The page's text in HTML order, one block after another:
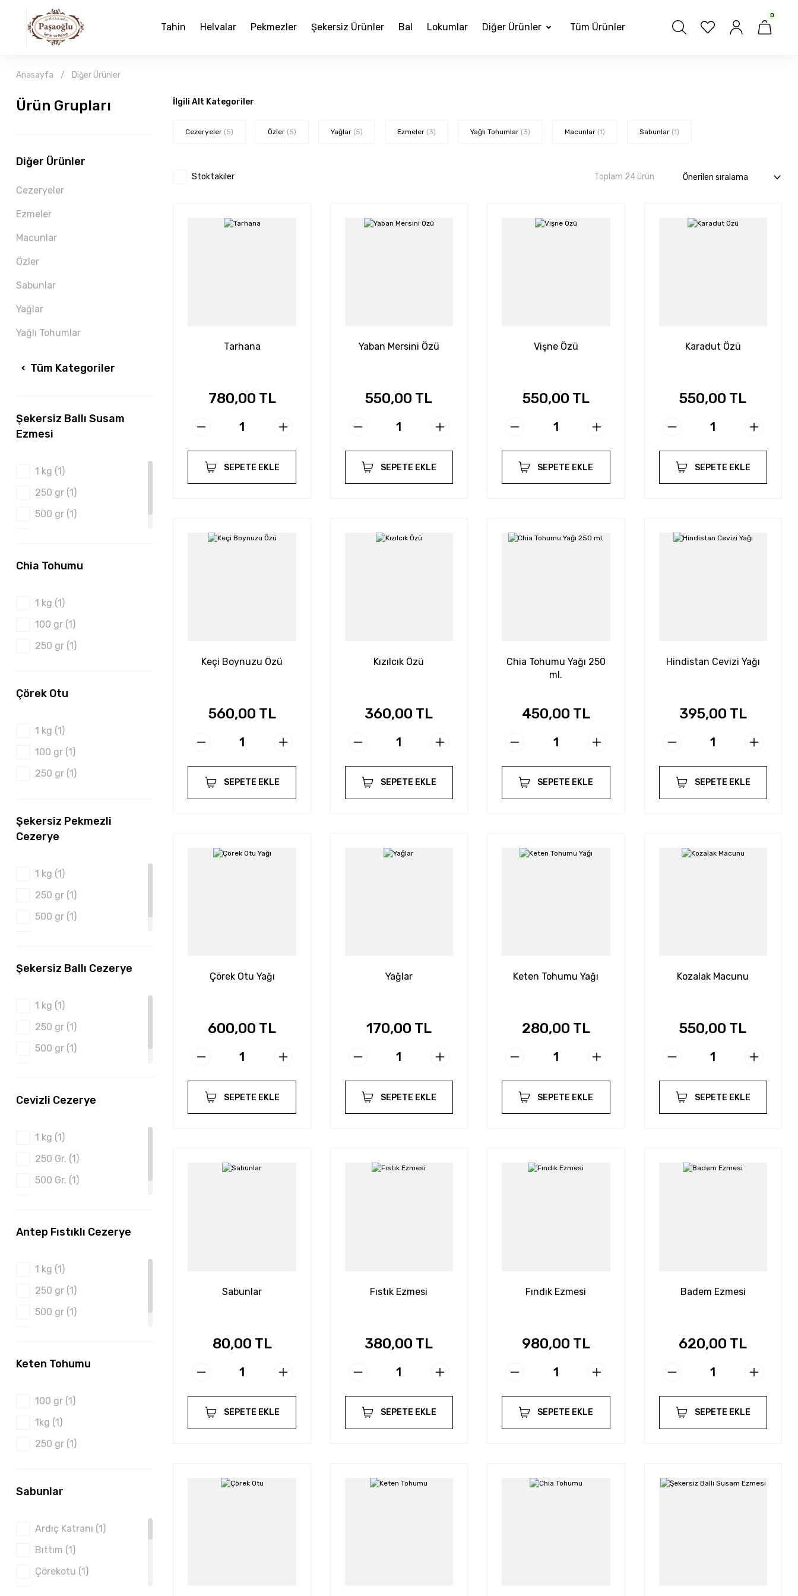
Tahin Helvalar Pekmezler Şekersiz Ürünler Bal Lokumlar Diğer Ürünler Tüm Ürünler
0
Anasayfa Diğer Ürünler
Ürün Grupları
Diğer Ürünler
Cezeryeler
Ezmeler
Macunlar
Özler
Sabunlar
Yağlar
Yağlı Tohumlar
Tüm Kategoriler
Şekersiz Ballı Susam
Ezmesi
1 kg (1)
250 gr (1)
500 gr (1)
Chia Tohumu
1 kg (1)
100 gr (1)
250 gr (1)
Çörek Otu
1 kg (1)
100 gr (1)
250 gr (1)
Şekersiz Pekmezli
Cezerye
1 kg (1)
250 gr (1)
500 gr (1)
Şekersiz Ballı Cezerye
1 kg (1)
250 gr (1)
500 gr (1)
Cevizli Cezerye
1 kg (1)
250 Gr. (1)
500 Gr. (1)
Antep Fıstıklı Cezerye
1 kg (1)
250 gr (1)
500 gr (1)
Keten Tohumu
100 gr (1)
1kg (1)
250 gr (1)
Sabunlar
Ardıç Katranı (1)
Bıttım (1)
Çörekotu (1)
İlgili Alt Kategoriler
Cezeryeler (5) Özler (5) Yağlar (5) Ezmeler (3) Yağlı Tohumlar (3) Macunlar (1) Sabunlar (1)
Stoktakiler Toplam 24 ürün
Tarhana
780,00 TL
SEPETE EKLE
Yaban Mersini Özü
550,00 TL
SEPETE EKLE
Vişne Özü
550,00 TL
SEPETE EKLE
Karadut Özü
550,00 TL
SEPETE EKLE
Keçi Boynuzu Özü
560,00 TL
SEPETE EKLE
Kızılcık Özü
360,00 TL
SEPETE EKLE
Chia Tohumu Yağı 250
ml.
450,00 TL
SEPETE EKLE
Hindistan Cevizi Yağı
395,00 TL
SEPETE EKLE
Çörek Otu Yağı
600,00 TL
SEPETE EKLE
Yağlar
170,00 TL
SEPETE EKLE
Keten Tohumu Yağı
280,00 TL
SEPETE EKLE
Kozalak Macunu
550,00 TL
SEPETE EKLE
Sabunlar
80,00 TL
SEPETE EKLE
Fıstık Ezmesi
380,00 TL
SEPETE EKLE
Fındık Ezmesi
980,00 TL
SEPETE EKLE
Badem Ezmesi
620,00 TL
SEPETE EKLE